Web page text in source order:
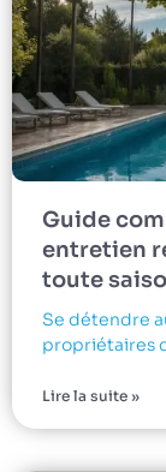
Guide
entretien
toute
Se détendre
propriétaires
Lire la suite »